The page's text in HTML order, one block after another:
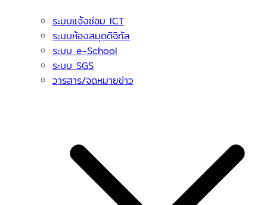
ระบบแจ้งซ่อม ICT
ระบบห้องสมุดดิจิทัล
ระบบ e-School
ระบบ SGS
วารสาร/จดหมายข่าว